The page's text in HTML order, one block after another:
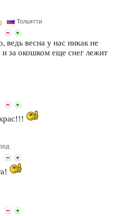
Тольятти
ведь весна у нас никак не
и за окошком еще снег лежит